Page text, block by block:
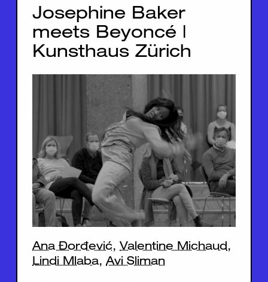
Josephine Baker
meets Beyoncé |
Kunsthaus Zürich
Ana Đorđević, Valentine Michaud,
Lindi Mlaba, Avi Sliman